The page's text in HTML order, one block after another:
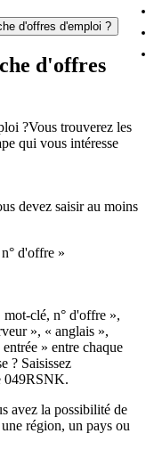
d'offres d'emploi ?
d'offres
?Vous trouverez les
qui vous intéresse
devez saisir au moins
d'offre »
mot-clé, n° d'offre »,
», « anglais »,
» entre chaque
? Saisissez
049RSNK.
avez la possibilité de
région, un pays ou